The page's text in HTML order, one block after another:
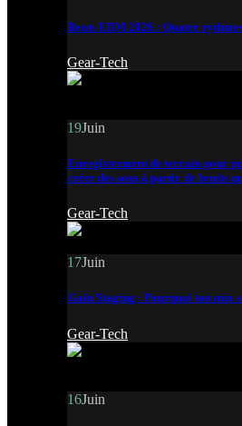
Beats EDM 2026 : Quatre
Gear-Tech
19Juin
Enregistrement de terrain pour
créer des sons à partir de bruits
Gear-Tech
17Juin
Gain Staging : Pourquoi ton mix
Gear-Tech
16Juin